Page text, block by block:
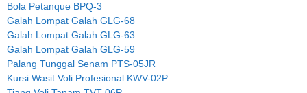
Bola Petanque BPQ-3
Galah Lompat Galah GLG-68
Galah Lompat Galah GLG-63
Galah Lompat Galah GLG-59
Palang Tunggal Senam PTS-05JR
Kursi Wasit Voli Profesional KWV-02P